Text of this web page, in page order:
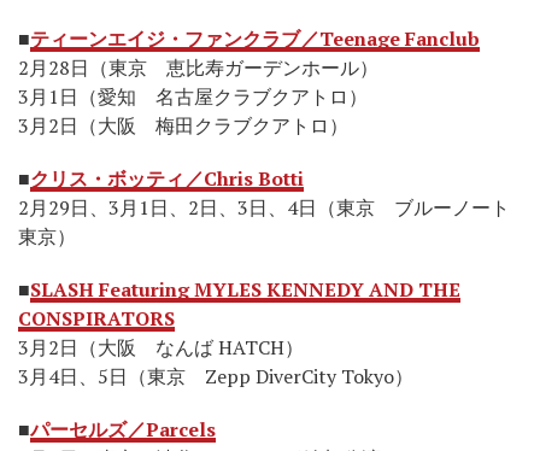
■ティーンエイジ・ファンクラブ／Teenage Fanclub
2月28日（東京 恵比寿ガーデンホール）
3月1日（愛知 名古屋クラブクアトロ）
3月2日（大阪 梅田クラブクアトロ）
■クリス・ボッティ／Chris Botti
2月29日、3月1日、2日、3日、4日（東京 ブルーノート
東京）
■SLASH Featuring MYLES KENNEDY AND THE
CONSPIRATORS
3月2日（大阪 なんば HATCH）
3月4日、5日（東京 Zepp DiverCity Tokyo）
■パーセルズ／Parcels